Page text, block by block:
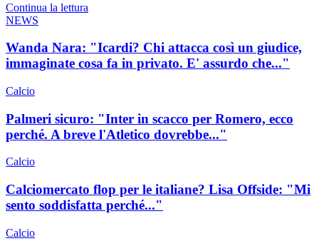
Continua la lettura
NEWS
Wanda Nara: "Icardi? Chi attacca così un giudice,
immaginate cosa fa in privato. E' assurdo che..."
Calcio
Palmeri sicuro: "Inter in scacco per Romero, ecco
perché. A breve l'Atletico dovrebbe..."
Calcio
Calciomercato flop per le italiane? Lisa Offside: "Mi
sento soddisfatta perché..."
Calcio